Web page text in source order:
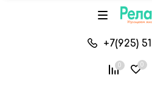
+7(925)
0 0